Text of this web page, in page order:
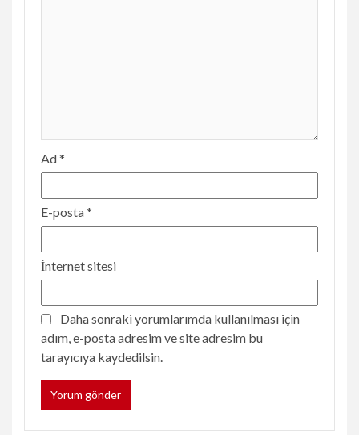
Ad*
E-posta*
İnternet sitesi
Daha sonraki yorumlarımda kullanılması için
adım, e-posta adresim ve site adresim bu
tarayıcıya kaydedilsin.